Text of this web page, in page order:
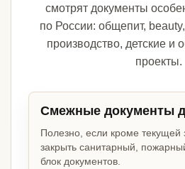
смотрят документы
по России: общепит,
производство, детские и
проекты.
Смежные документы
Полезно, если кроме текущей
закрыть санитарный,
блок документов.